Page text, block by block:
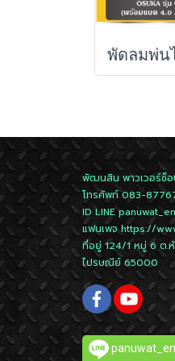
พัฒนสิน พาวเวอร์ช็
โทรศัพท์ 083-
ID LINE
แฟนเพจhttps://
ที่อยู่ 124/1 หมู่ 6 ต.
ไปรษณีย์ 65000